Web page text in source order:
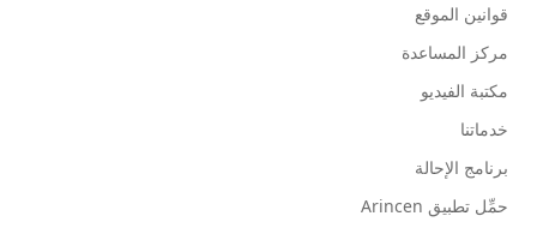
قوانين الموقع
مركز المساعدة
مكتبة الفيديو
خدماتنا
برنامج الإحالة
حمِّل تطبيق Arincen